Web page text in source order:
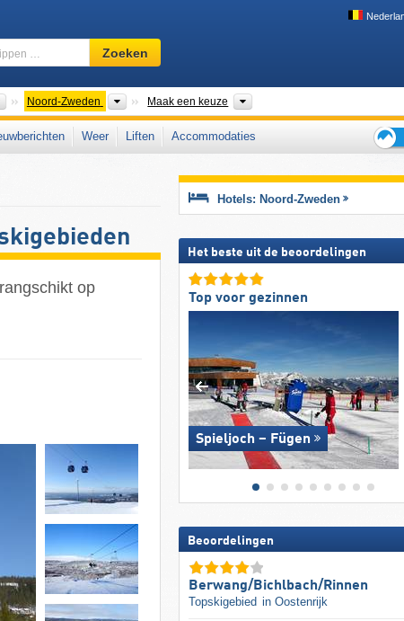
Skigebied,
regio,
…
Zoeken
LandenNoord-Zweden Landsdelen
Maak een keuze Toeristische regio's,
Weer Liften
Accommodaties
voor
op
Hotels: Noord-Zweden
Het beste uit de beoordelingen
Top voor gezinnen
Spieljoch – Fügen
Beoordelingen
Berwang/​Bichlbach/​Rinnen
Topskigebied in Oostenrijk